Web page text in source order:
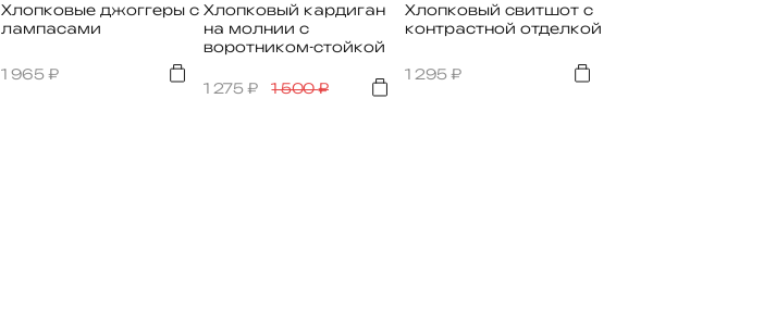
Хлопковые джоггеры с
лампасами
1 965₽
Хлопковый кардиган
на молнии с
воротником-стойкой
1 275₽ 1 500₽
Хлопковый свитшот с
контрастной отделкой
1 295₽